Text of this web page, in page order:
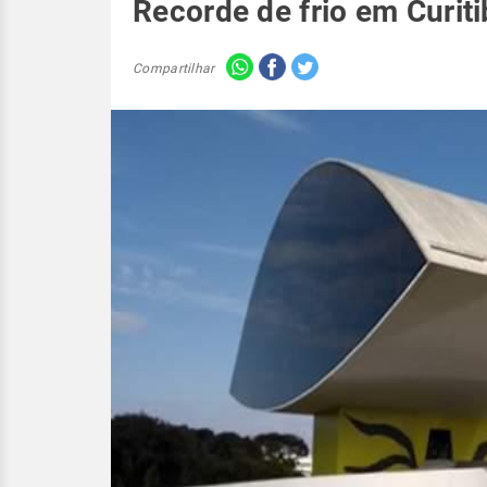
Recorde de frio em
Compartilhar